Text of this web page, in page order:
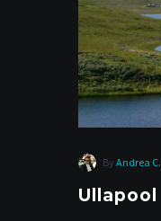
By Andrea C.
Ullapool